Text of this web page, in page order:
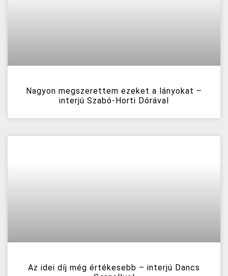
Nagyon megszerettem ezeket a lányokat –
interjú Szabó-Horti Dórával
Az idei díj még értékesebb – interjú Dancs